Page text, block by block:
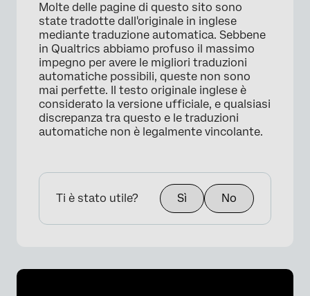
×
Molte delle pagine di questo sito sono
state tradotte dall'originale in inglese
mediante traduzione automatica. Sebbene
in Qualtrics abbiamo profuso il massimo
impegno per avere le migliori traduzioni
automatiche possibili, queste non sono
mai perfette. Il testo originale inglese è
considerato la versione ufficiale, e qualsiasi
discrepanza tra questo e le traduzioni
automatiche non è legalmente vincolante.
Ti è stato utile? Sì No